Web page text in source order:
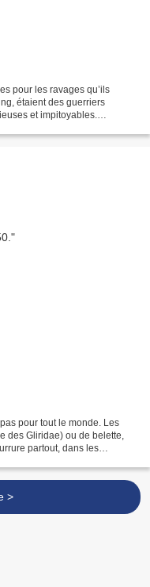
pour les ravages qu’ils
étaient des guerriers
et impitoyables.
pour tout le monde. Les
des Gliridae) ou de belette,
partout, dans les
>